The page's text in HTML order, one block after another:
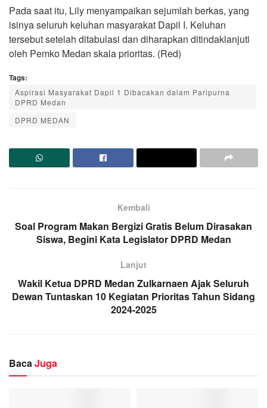
Pada saat itu, Lily menyampaikan sejumlah berkas, yang
isinya seluruh keluhan masyarakat Dapil I. Keluhan
tersebut setelah ditabulasi dan diharapkan ditindaklanjuti
oleh Pemko Medan skala prioritas. (Red)
Tags:
Aspirasi Masyarakat Dapil 1 Dibacakan dalam Paripurna
DPRD Medan
DPRD MEDAN
Kembali
Soal Program Makan Bergizi Gratis Belum Dirasakan
Siswa, Begini Kata Legislator DPRD Medan
Lanjut
Wakil Ketua DPRD Medan Zulkarnaen Ajak Seluruh
Dewan Tuntaskan 10 Kegiatan Prioritas Tahun Sidang
2024-2025
BacaJuga